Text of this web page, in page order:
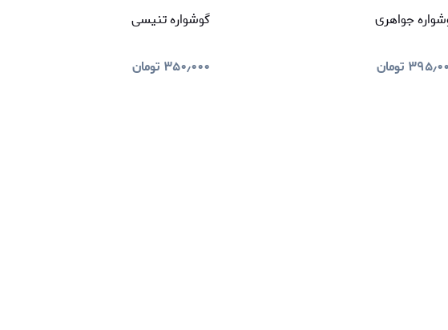
جواهری
تومان
گوشواره تنیسی
۳۵۰٫۰۰۰ تومان